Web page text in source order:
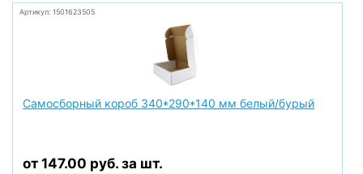
Артикул: 1501623505
Самосборный короб 340*290*140 мм белый/бурый
от 147.00 руб. за шт.